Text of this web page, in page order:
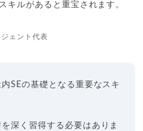
キルがあると重宝されます。
ェント代表
SEの基礎となる重要なスキ
深く習得する必要はありま